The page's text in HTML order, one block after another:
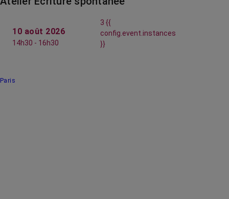
10 août 2026
14h30 - 16h30
3 {{
config.event.instances
}}
Paris